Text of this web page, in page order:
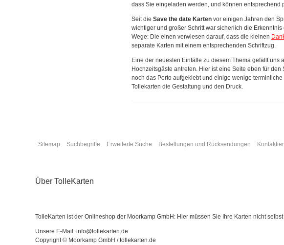
dass Sie eingeladen werden, und können entsprechend
Seit dieSave the date Karten vor einigen Jahren den
wichtiger und großer Schritt war sicherlich die
Wege: Die einen verwiesen darauf, dass die kleinen
separate Karten mit einem entsprechenden Schriftzug.
Eine der neuesten Einfälle zu diesem Thema gefällt
Hochzeitsgäste antreten. Hier ist eine Seite eben für
noch das Porto aufgeklebt und einige wenige
Tollekarten die Gestaltung und den Druck.
Sitemap Suchbegriffe Erweiterte Suche Bestellungen und Rücksendungen
Über TolleKarten
TolleKarten ist der Onlineshop der Moorkamp GmbH: Hier müssen Sie Ihre Karten nicht
Unsere E-Mail: info@tollekarten.de
Copyright © Moorkamp GmbH / tollekarten.de